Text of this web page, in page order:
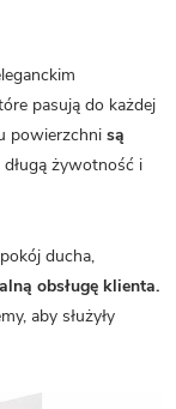
pasują do każdej
powierzchni są
żywotność i
ducha,
obsługę klienta.
aby służyły